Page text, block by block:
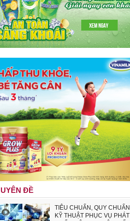
ĐỀ
TIÊU CHUẨN, QUY CHUẨN
KỸ THUẬT PHỤC VỤ PHÁT